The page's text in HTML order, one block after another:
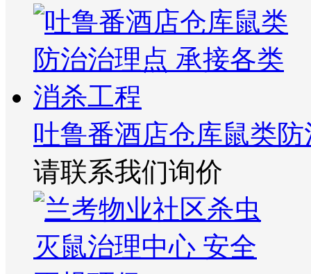
吐鲁番酒店仓库鼠类
请联系我们询价